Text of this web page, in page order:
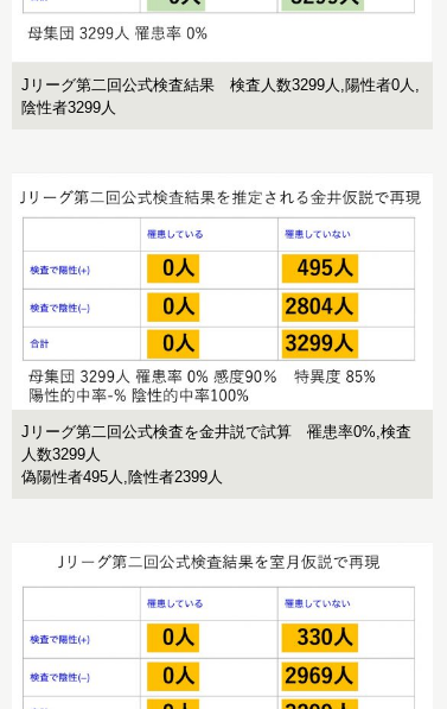
Jリーグ第二回公式検査結果 検査人数3299人,陽性者0人,
陰性者3299人
Jリーグ第二回公式検査を金井説で試算 罹患率0%,検査
人数3299人
偽陽性者495人,陰性者2399人